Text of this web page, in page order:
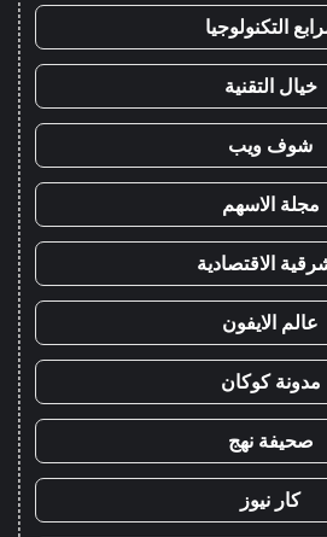
التكنولوجيا
خيال التقنية
شوف ويب
مجلة الاسهم
الاقتصادية
عالم الايفون
مدونة كوكان
صحيفة نهج
كار نيوز